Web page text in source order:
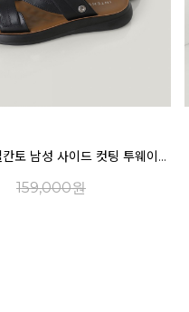
마쯔 by 엘칸토 여성 소프트 셔링 경량 컴포트 샌들 3.5cm LCWW12M626
159,000원